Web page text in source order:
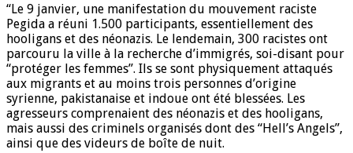
‘‘Le 9 janvier, une manifestation du mouvement raciste
Pegida a réuni 1.500 participants, essentiellement des
hooligans et des néonazis. Le lendemain, 300 racistes ont
parcouru la ville à la recherche d’immigrés, soi-disant pour
‘‘protéger les femmes’’. Ils se sont physiquement attaqués
aux migrants et au moins trois personnes d’origine
syrienne, pakistanaise et indoue ont été blessées. Les
agresseurs comprenaient des néonazis et des hooligans,
mais aussi des criminels organisés dont des “Hell’s Angels”,
ainsi que des videurs de boîte de nuit.